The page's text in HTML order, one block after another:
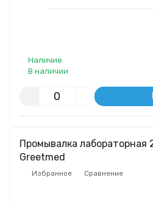
Наличие
В наличии
Промывалка лабораторная
Greetmed
Избранное Сравнение